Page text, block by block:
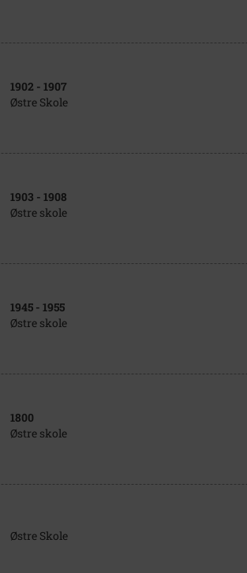
1902 - 1907
Østre Skole
1903 - 1908
Østre skole
1945 - 1955
Østre skole
1800
Østre skole
Østre Skole